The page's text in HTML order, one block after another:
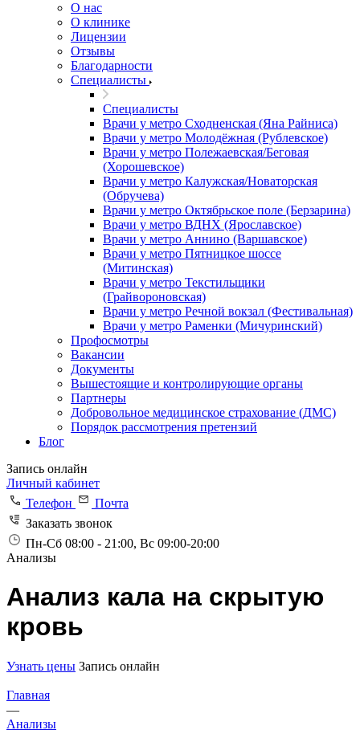
О нас
О клинике
Лицензии
Отзывы
Благодарности
Специалисты
Специалисты
Врачи у метро Сходненская (Яна Райниса)
Врачи у метро Молодёжная (Рублевское)
Врачи у метро Полежаевская/Беговая
(Хорошевское)
Врачи у метро Калужская/Новаторская
(Обручева)
Врачи у метро Октябрьское поле (Берзарина)
Врачи у метро ВДНХ (Ярославское)
Врачи у метро Аннино (Варшавское)
Врачи у метро Пятницкое шоссе
(Митинская)
Врачи у метро Текстильщики
(Грайвороновская)
Врачи у метро Речной вокзал (Фестивальная)
Врачи у метро Раменки (Мичуринский)
Профосмотры
Вакансии
Документы
Вышестоящие и контролирующие органы
Партнеры
Добровольное медицинское страхование (ДМС)
Порядок рассмотрения претензий
Блог
Запись онлайн
Личный кабинет
Телефон
Почта
Заказать звонок
Пн-Сб 08:00 - 21:00, Вс 09:00-20:00
Анализы
Анализ кала на скрытую
кровь
Узнать цены Запись онлайн
Главная
—
Анализы